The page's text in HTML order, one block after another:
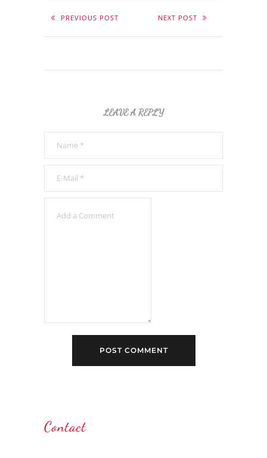
PREVIOUS POST NEXT POST
LEAVE A REPLY
Contact